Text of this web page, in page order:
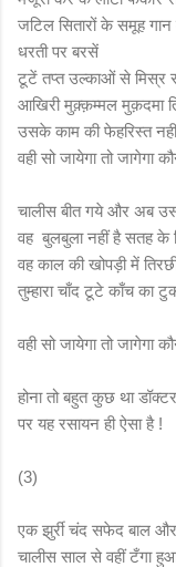
जटिल सितारों के समूह
धरती पर बरसें
टूटें तप्त उल्काओं से मिस्र
आखिरी मुक़्क़म्मल मुक़दमा
उसके काम की फेहरिस्त
वही सो जायेगा तो जागेगा
चालीस बीत गये और अब
वह बुलबुला नहीं है सतह के
वह काल की खोपड़ी में
तुम्हारा चाँद टूटे काँच का
वही सो जायेगा तो जागेगा
होना तो बहुत कुछ था
पर यह रसायन ही ऐसा है !
(3)
एक झुर्री चंद सफेद बाल
चालीस साल से वहीं टँगा